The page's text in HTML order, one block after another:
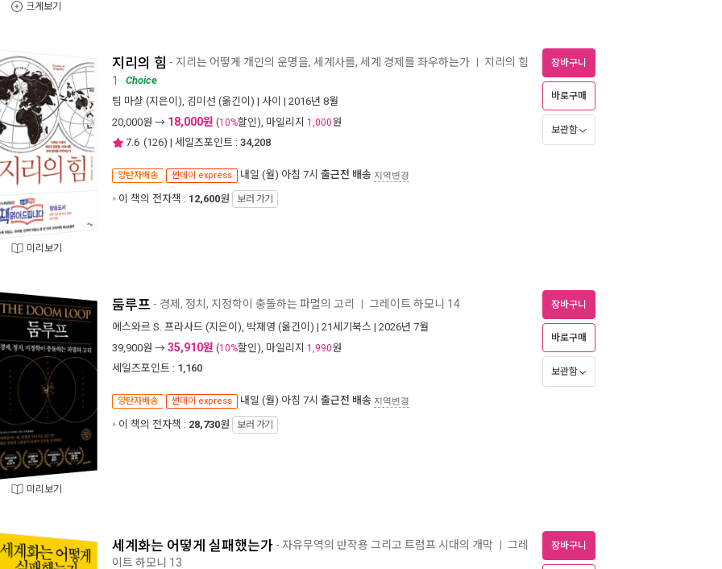
크게보기
미리보기
지리의 힘 - 지리는 어떻게 개인의 운명을, 세계사를, 세계 경제를 좌우하는가 지리의 힘
1
Choice
팀 마샬 (지은이), 김미선 (옮긴이) | 사이 | 2016년 8월
20,000원 → 18,000원 (10%할인), 마일리지 1,000원
7.6 (126) | 세일즈포인트 : 34,208
양탄자배송 썬데이 express 내일 (월) 아침 7시 출근전 배송 지역변경
이 책의 전자책 : 12,600원 보러 가기
장바구니
바로구매
보관함
미리보기
둠루프 - 경제, 정치, 지정학이 충돌하는 파멸의 고리 그레이트 하모니 14
에스와르 S. 프라사드 (지은이), 박재영 (옮긴이) | 21세기북스 | 2026년 7월
39,900원 → 35,910원 (10%할인), 마일리지 1,990원
세일즈포인트 : 1,160
양탄자배송 썬데이 express 내일 (월) 아침 7시 출근전 배송 지역변경
이 책의 전자책 : 28,730원 보러 가기
장바구니
바로구매
보관함
세계화는 어떻게 실패했는가 - 자유무역의 반작용 그리고 트럼프 시대의 개막 그레
이트 하모니 13
장바구니